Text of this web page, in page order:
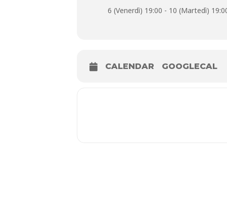
6 (Venerdì) 19:00 - 10 (Martedì)
CALENDAR GOOGLECAL